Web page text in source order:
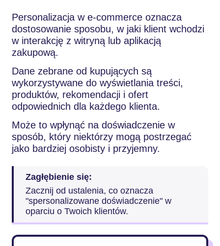
Personalizacja w e-commerce oznacza
dostosowanie sposobu, w jaki klient wchodzi
w interakcję z witryną lub aplikacją
zakupową.
Dane zebrane od kupujących są
wykorzystywane do wyświetlania treści,
produktów, rekomendacji i ofert
odpowiednich dla każdego klienta.
Może to wpłynąć na doświadczenie w
sposób, który niektórzy mogą postrzegać
jako bardziej osobisty i przyjemny.
Zagłębienie się:
Zacznij od ustalenia, co oznacza
"spersonalizowane doświadczenie" w
oparciu o Twoich klientów.